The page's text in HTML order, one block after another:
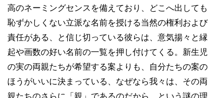
高のネーミングセンスを備えており、どこへ出しても
恥ずかしくない立派な名前を授ける当然の権利および
責任がある、と信じ切っている彼らは、意気揚々と縁
起や画数の好い名前の一覧を押し付けてくる。新生児
の実の両親たちが希望する案よりも、自分たちの案の
ほうがいいに決まっている、なぜなら我々は、その両
親たちのさらに「親」であるのだから、という謎の理